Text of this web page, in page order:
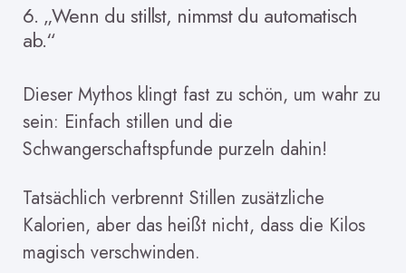
6. „Wenn du stillst, nimmst du automatisch
ab.“
Dieser Mythos klingt fast zu schön, um wahr zu
sein: Einfach stillen und die
Schwangerschaftspfunde purzeln dahin!
Tatsächlich verbrennt Stillen zusätzliche
Kalorien, aber das heißt nicht, dass die Kilos
magisch verschwinden.